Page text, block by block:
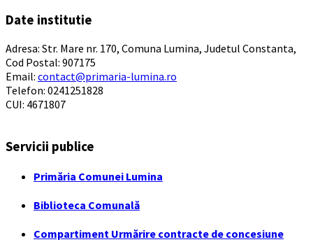
Date institutie
Adresa: Str. Mare nr. 170, Comuna Lumina, Judetul Constanta,
Cod Postal: 907175
Email: contact@primaria-lumina.ro
Telefon: 0241251828
CUI: 4671807
Servicii publice
Primăria Comunei Lumina
Biblioteca Comunală
Compartiment Urmărire contracte de concesiune